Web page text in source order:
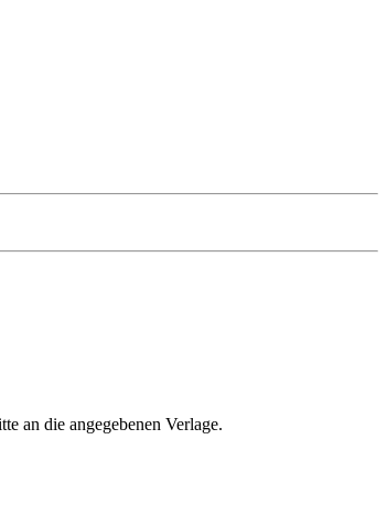
an die angegebenen Verlage.